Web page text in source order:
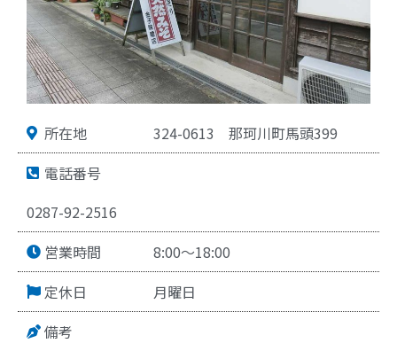
所在地 324-0613
那珂川町馬頭399
電話番号
0287-92-2516
営業時間
8:00～18:00
定休日
月曜日
備考